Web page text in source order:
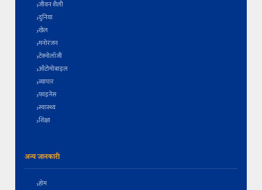
जीवन शैली
दुनिया
खेल
मनोरंजन
टेक्नोलॉजी
ऑटोमोबाइल
व्यापार
फाइनेंस
स्वास्थ्य
शिक्षा
अन्य जानकारी
होम